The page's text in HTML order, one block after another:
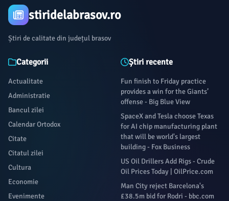
stiridelabrasov.ro
Știri de calitate din județul brasov
Categorii
Actualitate
Administratie
Bancul zilei
Calendar Ortodox
Citate
Citatul zilei
Cultura
Economie
Evenimente
Știri recente
Fun finish to Friday practice
provides a win for the Giants’
offense - Big Blue View
SpaceX and Tesla choose Texas
for AI chip manufacturing plant
that will be world's largest
building - Fox Business
US Oil Drillers Add Rigs - Crude
Oil Prices Today | OilPrice.com
Man City reject Barcelona's
£38.5m bid for Rodri - bbc.com